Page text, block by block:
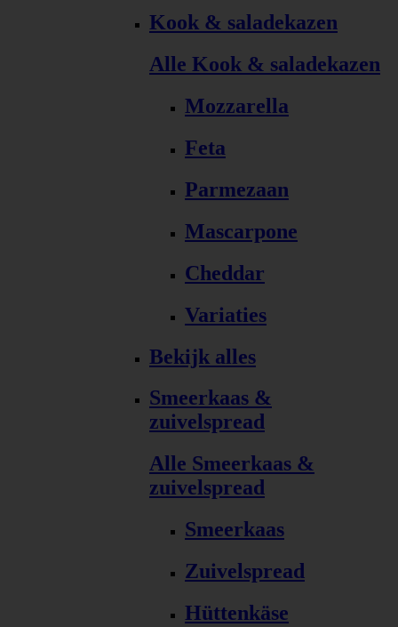
Kook & saladekazen
Alle Kook & saladekazen
Mozzarella
Feta
Parmezaan
Mascarpone
Cheddar
Variaties
Bekijk alles
Smeerkaas &
zuivelspread
Alle Smeerkaas &
zuivelspread
Smeerkaas
Zuivelspread
Hüttenkäse